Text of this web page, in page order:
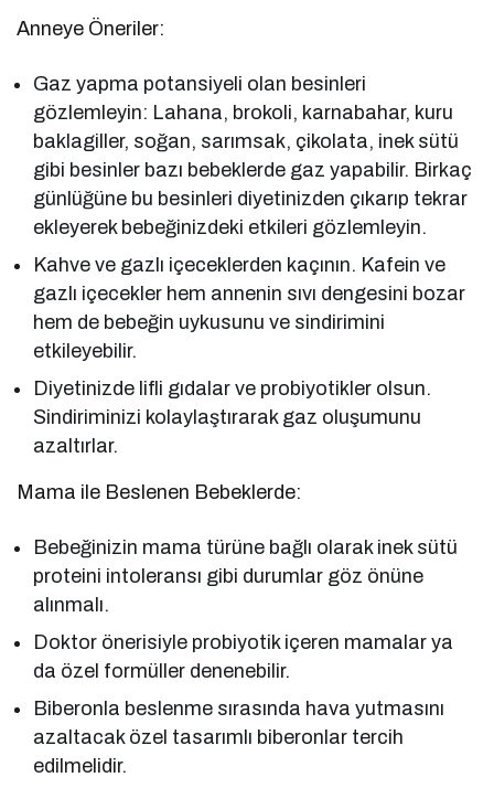
Anneye Öneriler:
Gaz yapma potansiyeli olan besinleri
gözlemleyin: Lahana, brokoli, karnabahar, kuru
baklagiller, soğan, sarımsak, çikolata, inek sütü
gibi besinler bazı bebeklerde gaz yapabilir. Birkaç
günlüğüne bu besinleri diyetinizden çıkarıp tekrar
ekleyerek bebeğinizdeki etkileri gözlemleyin.
Kahve ve gazlı içeceklerden kaçının. Kafein ve
gazlı içecekler hem annenin sıvı dengesini bozar
hem de bebeğin uykusunu ve sindirimini
etkileyebilir.
Diyetinizde lifli gıdalar ve probiyotikler olsun.
Sindiriminizi kolaylaştırarak gaz oluşumunu
azaltırlar.
Mama ile Beslenen Bebeklerde:
Bebeğinizin mama türüne bağlı olarak inek sütü
proteini intoleransı gibi durumlar göz önüne
alınmalı.
Doktor önerisiyle probiyotik içeren mamalar ya
da özel formüller denenebilir.
Biberonla beslenme sırasında hava yutmasını
azaltacak özel tasarımlı biberonlar tercih
edilmelidir.